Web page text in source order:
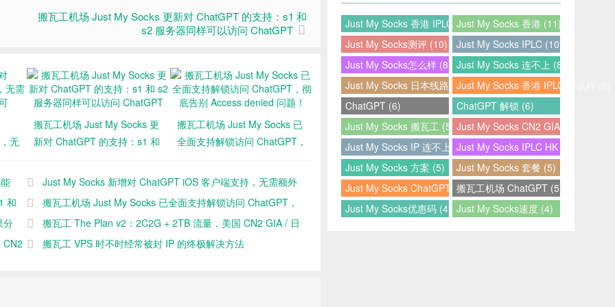
搬瓦工机场 Just My Socks 更新对 ChatGPT 的支持：s1 和
s2 服务器同样可以访问 ChatGPT
无
搬瓦工机场 Just My Socks 更
新对 ChatGPT 的支持：s1 和
ChatGPT
搬瓦工机场 Just My Socks 已
全面支持解锁访问 ChatGPT，
题！
Just My Socks 新增对 ChatGPT iOS 客户端支持，无需额外
配置，直接使用即可
和
搬瓦工机场 Just My Socks 已全面支持解锁访问 ChatGPT，
彻底告别 Access denied 问题！
分
搬瓦工 The Plan v2：2C2G + 2TB 流量，美国 CN2 GIA / 日
本软银 / 香港 CMI 等 17 条线路可选，年付 $110.9
CN2 搬瓦工 VPS 时不时经常被封 IP 的终极解决方法
Just My Socks 香港 IPLC (12)Just My Socks 香港 (11)
Just My Socks测评 (10)
Just My Socks IPLC (10)
Just My Socks怎么样 (8) Just My Socks 连不上 (8)
Just My Socks 日本线路 (7)Just My Socks 香港 IPLC 怎么样 (6)
ChatGPT (6)
ChatGPT 解锁 (6)
Just My Socks 搬瓦工 (5) Just My Socks CN2 GIA (5)
Just My Socks IP 连不上 (5)Just My Socks IPLC HK (5)
Just My Socks 方案 (5)
Just My Socks 套餐 (5)
Just My Socks ChatGPT (5)搬瓦工机场 ChatGPT (5)
Just My Socks优惠码 (4) Just My Socks速度 (4)